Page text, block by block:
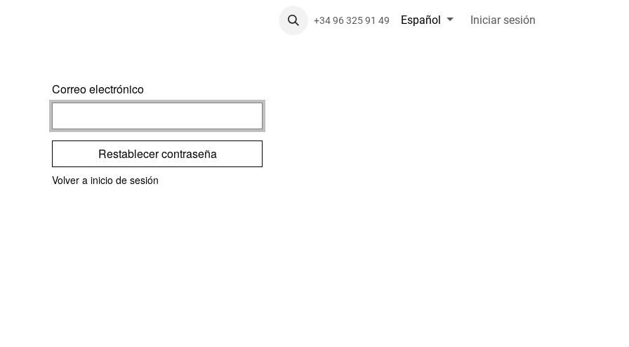
+34 96 325 91 49 Español Iniciar sesión
Correo electrónico
Restablecer contraseña
Volver a inicio de sesión